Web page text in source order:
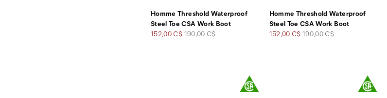
Homme Threshold Waterproof
Steel Toe CSA Work Boot
Prix
152,00 C$Prix
190,00 C$
Homme Threshold Waterproof
Steel Toe CSA Work Boot
Prix
152,00 C$ Prix
190,00 C$